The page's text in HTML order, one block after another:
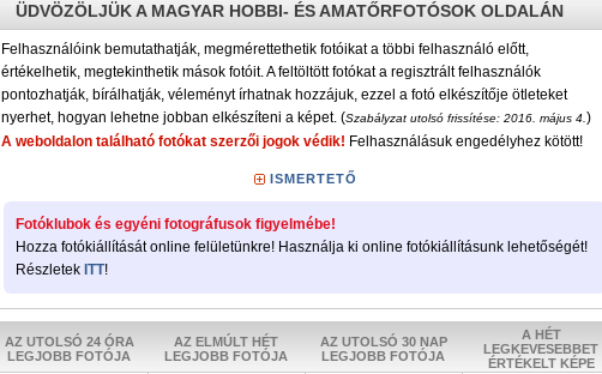
ÜDVÖZÖLJÜK A MAGYAR HOBBI- ÉS AMATŐRFOTÓSOK OLDALÁN
Felhasználóink bemutathatják, megmérettethetik fotóikat a többi felhasználó előtt,
értékelhetik, megtekinthetik mások fotóit. A feltöltött fotókat a regisztrált felhasználók
pontozhatják, bírálhatják, véleményt írhatnak hozzájuk, ezzel a fotó elkészítője ötleteket
nyerhet, hogyan lehetne jobban elkészíteni a képet. (Szabályzat utolsó frissítése: 2016. május 4. )
A weboldalon található fotókat szerzői jogok védik! Felhasználásuk engedélyhez kötött!
ISMERTETŐ
Fotóklubok és egyéni fotográfusok figyelmébe!
Hozza fotókiállítását online felületünkre! Használja ki online fotókiállításunk lehetőségét!
Részletek ITT!
AZ UTOLSÓ 24 ÓRA
LEGJOBB FOTÓJA
AZ ELMÚLT HÉT
LEGJOBB FOTÓJA
AZ UTOLSÓ 30 NAP
LEGJOBB FOTÓJA
A HÉT
LEGKEVESEBBET
ÉRTÉKELT KÉPE